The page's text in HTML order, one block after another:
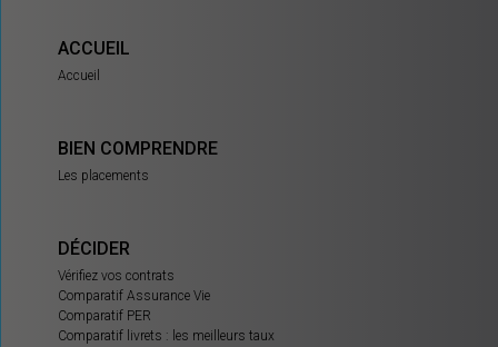
ACCUEIL
Accueil
BIEN COMPRENDRE
Les placements
DÉCIDER
Vérifiez vos contrats
Comparatif Assurance Vie
Comparatif PER
Comparatif livrets : les meilleurs taux